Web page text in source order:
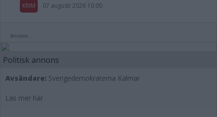
KRIM 07 augusti 2026 10.00
Annons:
Politisk annons
Avsändare: Sverigedemokraterna Kalmar
Läs mer här